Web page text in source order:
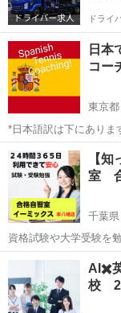
ドライ
日本
コー
東京
*日本語訳は下にあります。 About me I start to play tennis
old. I start to play
東京 大田区 蒲
【
千葉
資格試験や大学受験を
えております。 ２４時
では日本人・外国人共
千葉 市川市
AI✖️
校 2